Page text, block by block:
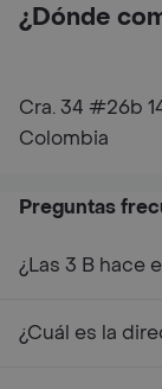
¿Dónde
Cra. 34 #26b
Colombia
Preguntas
¿Las 3 B hace
¿Cuál es la